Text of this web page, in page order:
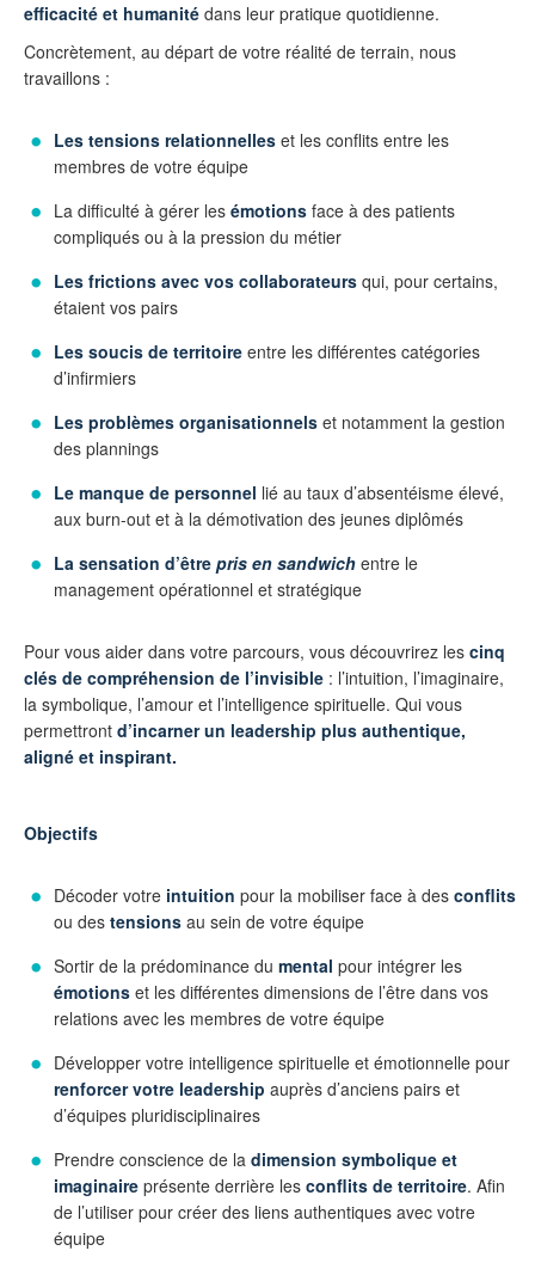
efficacité et humanité dans leur pratique quotidienne.
Concrètement, au départ de votre réalité de terrain, nous
travaillons :
Les tensions relationnelles et les conflits entre les
membres de votre équipe
La difficulté à gérer les émotions face à des patients
compliqués ou à la pression du métier
Les frictions avec vos collaborateurs qui, pour certains,
étaient vos pairs
Les soucis de territoire entre les différentes catégories
d’infirmiers
Les problèmes organisationnels et notamment la gestion
des plannings
Le manque de personnel lié au taux d’absentéisme élevé,
aux burn-out et à la démotivation des jeunes diplômés
La sensation d’être pris en sandwich entre le
management opérationnel et stratégique
Pour vous aider dans votre parcours, vous découvrirez les cinq
clés de compréhension de l’invisible : l’intuition, l’imaginaire,
la symbolique, l’amour et l’intelligence spirituelle. Qui vous
permettront d’incarner un leadership plus authentique,
aligné et inspirant.
Objectifs
Décoder votre intuition pour la mobiliser face à des conflits
ou des tensions au sein de votre équipe
Sortir de la prédominance du mental pour intégrer les
émotions et les différentes dimensions de l’être dans vos
relations avec les membres de votre équipe
Développer votre intelligence spirituelle et émotionnelle pour
renforcer votre leadership auprès d’anciens pairs et
d’équipes pluridisciplinaires
Prendre conscience de la dimension symbolique et
imaginaire présente derrière les conflits de territoire. Afin
de l’utiliser pour créer des liens authentiques avec votre
équipe